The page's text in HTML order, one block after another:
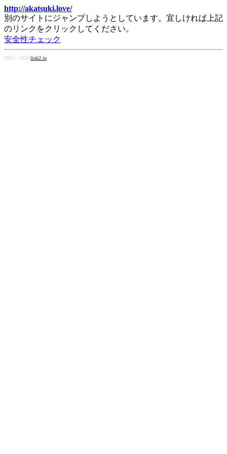
http://akatsuki.love/
別のサイトにジャンプしようとしています。宜しければ上記
のリンクをクリックしてください。
安全性チェック
2007 - 2026 link2.in